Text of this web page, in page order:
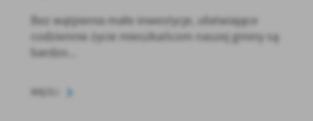
Bez wątpienia małe inwestycje, ułatwiające
codziennie życie mieszkańcom naszej gminy są
bardzo...
WIĘCEJ